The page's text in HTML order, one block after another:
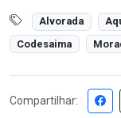
Alvorada
Codesaima
Compartilhar: